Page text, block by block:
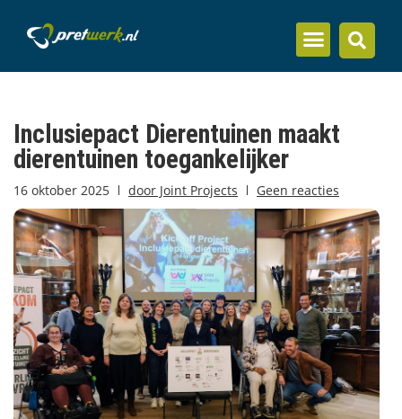
Inclusiepact Dierentuinen maakt
dierentuinen toegankelijker
16 oktober 2025 door Joint Projects Geen reacties